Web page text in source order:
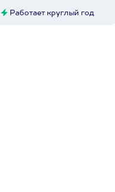
Работает круглый год